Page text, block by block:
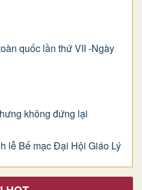
quốc lần thứ VII -Ngày
không đứng lại
lễ Bế mạc Đại Hội Giáo Lý